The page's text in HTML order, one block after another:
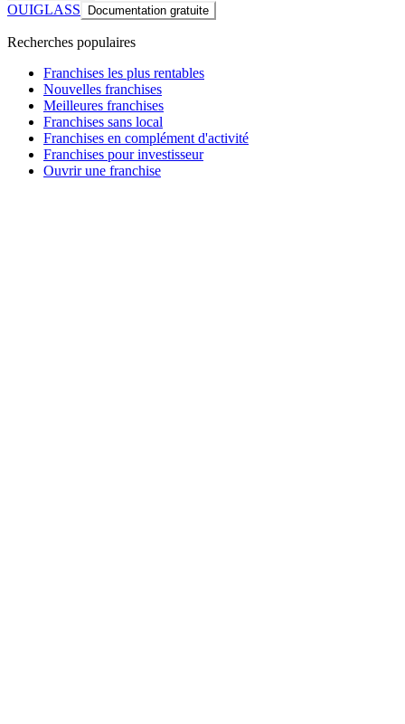
OUIGLASS Documentation gratuite
Recherches populaires
Franchises les plus rentables
Nouvelles franchises
Meilleures franchises
Franchises sans local
Franchises en complément d'activité
Franchises pour investisseur
Ouvrir une franchise